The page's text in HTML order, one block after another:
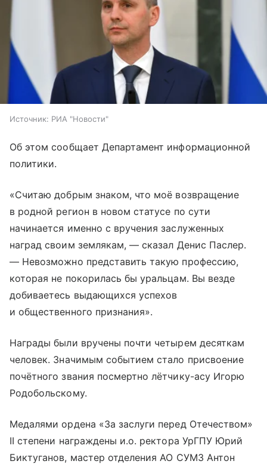
Источник: РИА "Новости"
Об этом сообщает Департамент информационной
политики.
«Считаю добрым знаком, что моё возвращение
в родной регион в новом статусе по сути
начинается именно с вручения заслуженных
наград своим землякам, — сказал Денис Паслер.
— Невозможно представить такую профессию,
которая не покорилась бы уральцам. Вы везде
добиваетесь выдающихся успехов
и общественного признания».
Награды были вручены почти четырем десяткам
человек. Значимым событием стало присвоение
почётного звания посмертно лётчику-асу Игорю
Родобольскому.
Медалями ордена «За заслуги перед Отечеством»
II степени награждены и.о. ректора УрГПУ Юрий
Биктуганов, мастер отделения АО СУМЗ Антон